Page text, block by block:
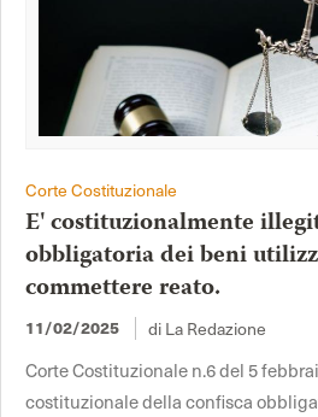
Corte Costituzionale
E' costituzionalmente
obbligatoria dei beni
commettere reato.
11/02/2025 di La Redazione
Corte Costituzionale n.6 del 5
costituzionale della confisca